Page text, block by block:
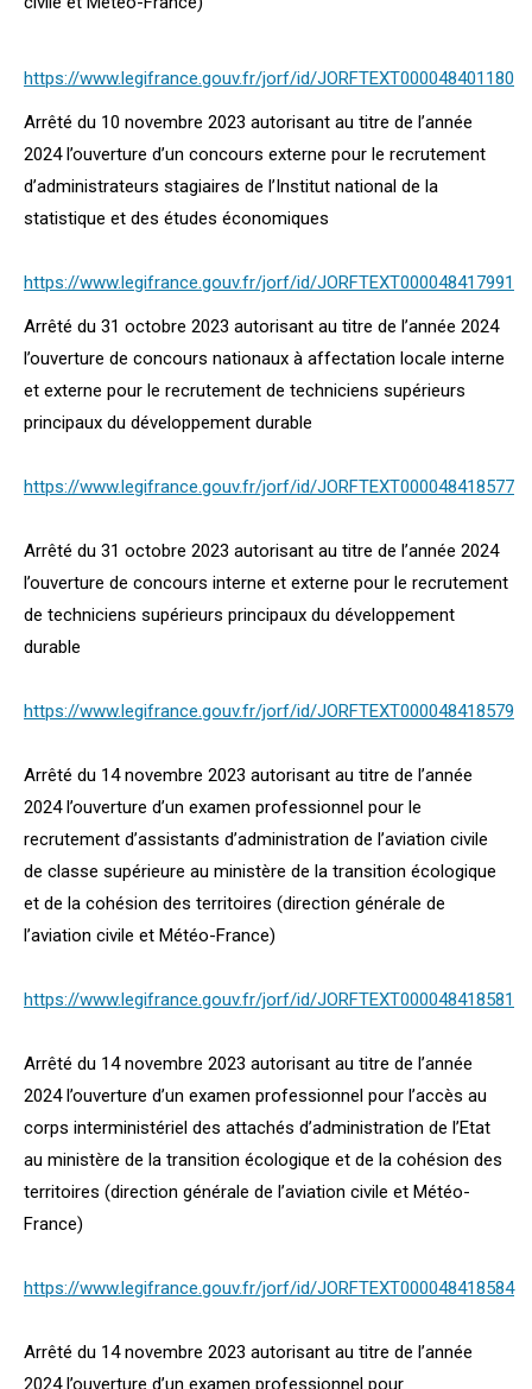
https://www.legifrance.gouv.fr/jorf/id/JORFTEXT000048401180
Arrêté du 10 novembre 2023 autorisant au titre de l’année
2024 l’ouverture d’un concours externe pour le recrutement
d’administrateurs stagiaires de l’Institut national de la
statistique et des études économiques
https://www.legifrance.gouv.fr/jorf/id/JORFTEXT000048417991
Arrêté du 31 octobre 2023 autorisant au titre de l’année 2024
l’ouverture de concours nationaux à affectation locale interne
et externe pour le recrutement de techniciens supérieurs
principaux du développement durable
https://www.legifrance.gouv.fr/jorf/id/JORFTEXT000048418577
Arrêté du 31 octobre 2023 autorisant au titre de l’année 2024
l’ouverture de concours interne et externe pour le recrutement
de techniciens supérieurs principaux du développement
durable
https://www.legifrance.gouv.fr/jorf/id/JORFTEXT000048418579
Arrêté du 14 novembre 2023 autorisant au titre de l’année
2024 l’ouverture d’un examen professionnel pour le
recrutement d’assistants d’administration de l’aviation civile
de classe supérieure au ministère de la transition écologique
et de la cohésion des territoires (direction générale de
l’aviation civile et Météo-France)
https://www.legifrance.gouv.fr/jorf/id/JORFTEXT000048418581
Arrêté du 14 novembre 2023 autorisant au titre de l’année
2024 l’ouverture d’un examen professionnel pour l’accès au
corps interministériel des attachés d’administration de l’Etat
au ministère de la transition écologique et de la cohésion des
territoires (direction générale de l’aviation civile et Météo-
France)
https://www.legifrance.gouv.fr/jorf/id/JORFTEXT000048418584
Arrêté du 14 novembre 2023 autorisant au titre de l’année
2024 l’ouverture d’un examen professionnel pour